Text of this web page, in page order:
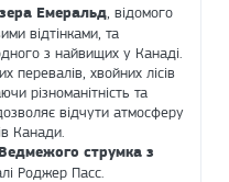
Емеральд , відомого
відтінками, та
з найвищих у Канаді.
перевалів, хвойних лісів
різноманітність та
відчути атмосферу
Канади.
струмка з
Роджер Пасс.